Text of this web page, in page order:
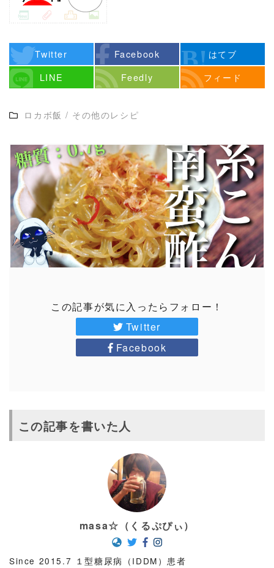
Twitter Facebook
はてブ
LINE
Feedly フィード
ロカボ飯 / その他のレシピ
この記事が気に入ったらフォロー！
Twitter
Facebook
この記事を書いた人
masa☆（くるぷぴぃ）
Since 2015.7 １型糖尿病（IDDM）患者